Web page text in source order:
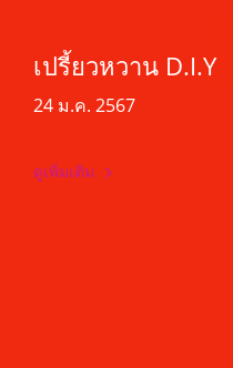
เปรี้ยวหวาน D.I.Y
24 ม.ค. 2567
ดูเพิ่มเติม